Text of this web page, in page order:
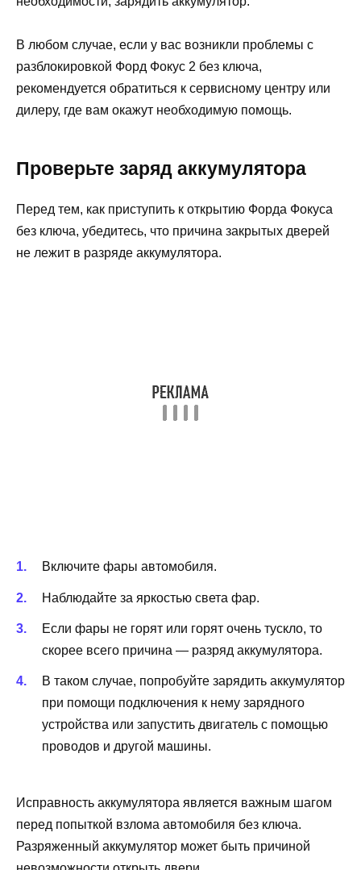
В любом случае, если у вас возникли проблемы с
разблокировкой Форд Фокус 2 без ключа,
рекомендуется обратиться к сервисному центру или
дилеру, где вам окажут необходимую помощь.
Проверьте заряд аккумулятора
Перед тем, как приступить к открытию Форда Фокуса
без ключа, убедитесь, что причина закрытых дверей
не лежит в разряде аккумулятора.
Включите фары автомобиля.
Наблюдайте за яркостью света фар.
Если фары не горят или горят очень тускло, то
скорее всего причина — разряд аккумулятора.
В таком случае, попробуйте зарядить аккумулятор
при помощи подключения к нему зарядного
устройства или запустить двигатель с помощью
проводов и другой машины.
Исправность аккумулятора является важным шагом
перед попыткой взлома автомобиля без ключа.
Разряженный аккумулятор может быть причиной